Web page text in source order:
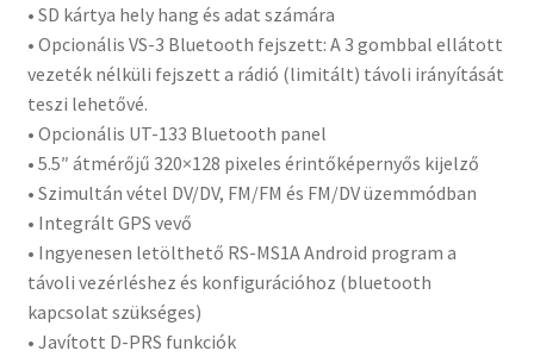
• SD kártya hely hang és adat számára
• Opcionális VS-3 Bluetooth fejszett: A 3 gombbal ellátott
vezeték nélküli fejszett a rádió (limitált) távoli irányítását
teszi lehetővé.
• Opcionális UT-133 Bluetooth panel
• 5.5″ átmérőjű 320×128 pixeles érintőképernyős kijelző
• Szimultán vétel DV/DV, FM/FM és FM/DV üzemmódban
• Integrált GPS vevő
• Ingyenesen letölthető RS-MS1A Android program a
távoli vezérléshez és konfigurációhoz (bluetooth
kapcsolat szükséges)
• Javított D-PRS funkciók